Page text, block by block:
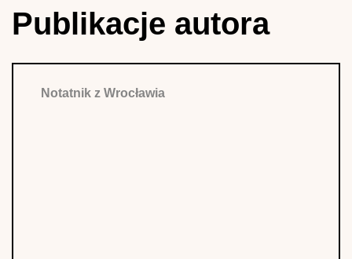
Publikacje autora
Notatnik z Wrocławia